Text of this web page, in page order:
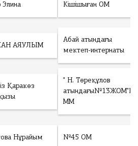
Элина Кішішыған ОМ
АЯУЛЫМ
Абай атындағы
мектеп-интернаты
Қаракөз
" Н. Төреқұлов
атындағы№13ЖОМ"К
ММ
Нұрайым №45 ОМ